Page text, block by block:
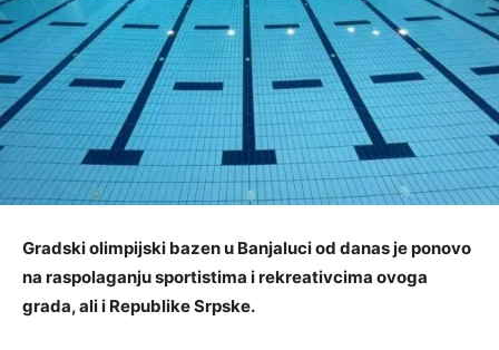
Gradski olimpijski bazen u Banjaluci od danas je ponovo
na raspolaganju sportistima i rekreativcima ovoga
grada, ali i Republike Srpske.